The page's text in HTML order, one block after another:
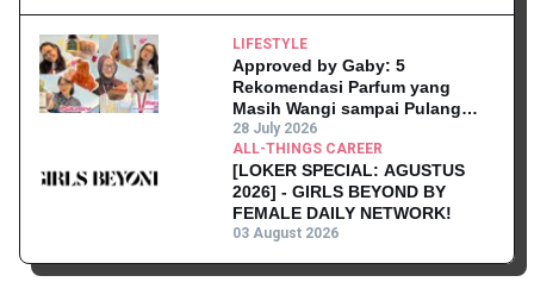
LIFESTYLE
Approved by Gaby: 5
Rekomendasi Parfum yang
Masih Wangi sampai Pulang
Kantor
28 July 2026
ALL-THINGS CAREER
[LOKER SPECIAL: AGUSTUS
2026] - GIRLS BEYOND BY
FEMALE DAILY NETWORK!
03 August 2026